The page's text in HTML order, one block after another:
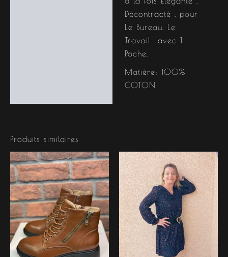
Décontracté , pour
Le Bureau, Le
Travail avec 1
Poche.
Matière: 100%
COTON
Produits similaires